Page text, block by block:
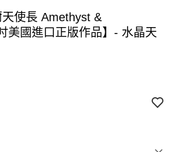
使長 Amethyst &
美國進口正版作品】- 水晶天